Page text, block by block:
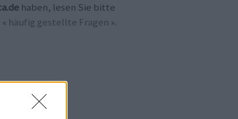
haben, lesen Sie bitte
häufig gestellte Fragen ».